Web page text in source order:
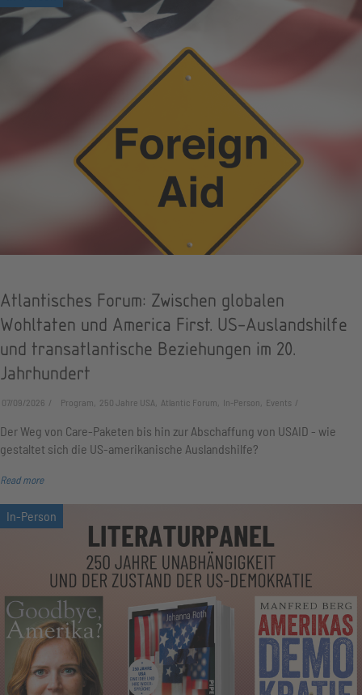
Atlantisches Forum: Zwischen globalen
Wohltaten und America First. US-Auslandshilfe
und transatlantische Beziehungen im 20.
Jahrhundert
07/09/2026 Program, 250 Jahre USA, Atlantic Forum, In-Person, Events
Der Weg von Care-Paketen bis hin zur Abschaffung von USAID - wie
gestaltet sich die US-amerikanische Auslandshilfe?
Read more